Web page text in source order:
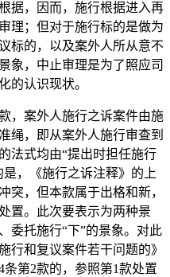
据，因而，施行根据进入再
理；但对于施行标的是做为
标的，以及案外人所从意不
象，中止审理是为了照应司
的认识现状。
案外人施行之诉案件由施
绳，即从案外人施行审查到
法式均由“提出时担任施行
，《施行之诉注释》的上
突，但本款属于出格和新，
置。此次要表示为两种景
委托施行“下”的景象。对此
行和复议案件若干问题的》
条第2款的，参照第1款处置